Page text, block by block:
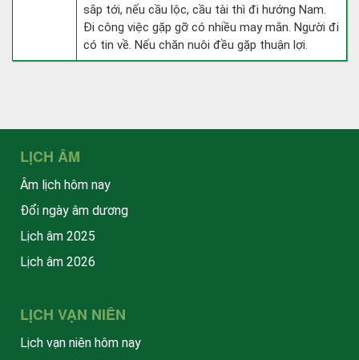
sắp tới, nếu cầu lộc, cầu tài thì đi hướng Nam.
Đi công việc gặp gỡ có nhiều may mắn. Người đi
có tin về. Nếu chăn nuôi đều gặp thuận lợi.
LỊCH ÂM
Âm lịch hôm nay
Đổi ngày âm dương
Lịch âm 2025
Lịch âm 2026
LỊCH VẠN NIÊN
Lịch vạn niên hôm nay